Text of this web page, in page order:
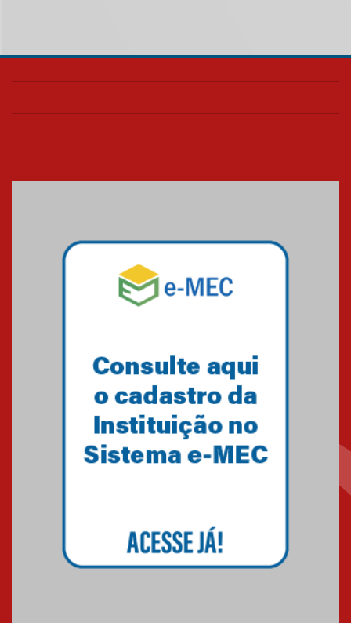
das novas tecnologias em
04.08.2026
Como o Colégio Mackenzie
Brasília prepara seus
Como os pais podem investir
na educação dos filhos além da
escola
docentes para debater
inovação e desafios da
educação superior
04.08.2026